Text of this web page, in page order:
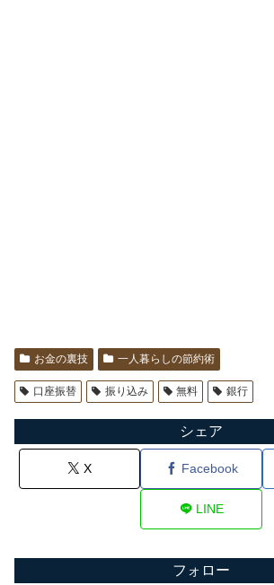
お金の裏技 一人暮らしの節約術
口座振替 振り込み 無料 銀行
シェア
X Facebook
LINE
フォロー